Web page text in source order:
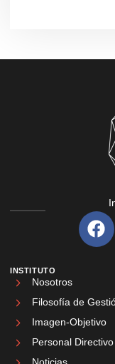
INSTITUTO
Nosotros
Filosofía de
Imagen-Objetivo
Personal Directivo
Noticias